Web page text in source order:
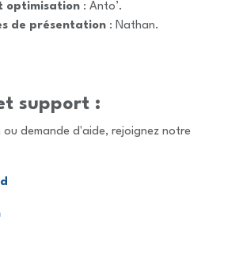
optimisation : Anto’.
de présentation : Nathan.
support :
demande d'aide, rejoignez notre